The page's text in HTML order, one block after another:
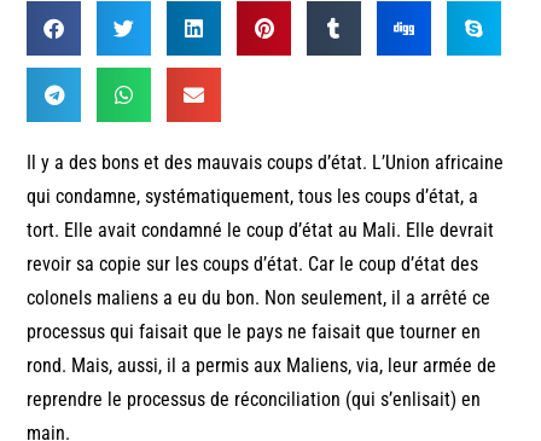
Il y a des bons et des mauvais coups d’état. L’Union africaine
qui condamne, systématiquement, tous les coups d’état, a
tort. Elle avait condamné le coup d’état au Mali. Elle devrait
revoir sa copie sur les coups d’état. Car le coup d’état des
colonels maliens a eu du bon. Non seulement, il a arrêté ce
processus qui faisait que le pays ne faisait que tourner en
rond. Mais, aussi, il a permis aux Maliens, via, leur armée de
reprendre le processus de réconciliation (qui s’enlisait) en
main.